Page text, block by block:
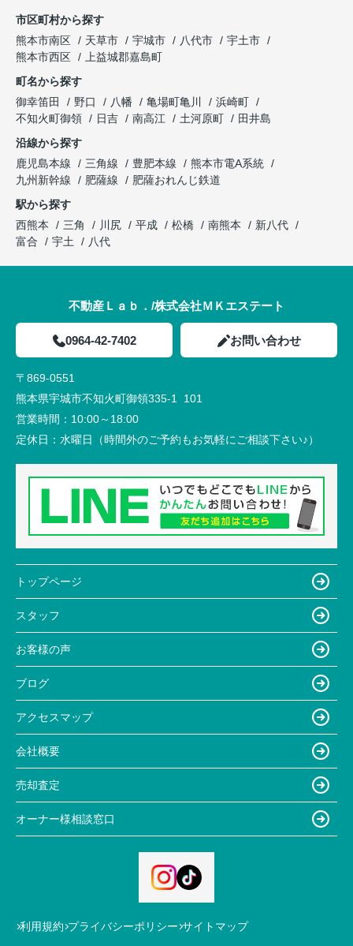
市区町村から探す
熊本市南区
天草市 宇城市 八代市
宇土市
熊本市西区
上益城郡嘉島町
町名から探す
御幸笛田
野口 八幡 亀場町亀川
浜崎町
不知火町御領
日吉 南高江 土河原町
田井島
沿線から探す
鹿児島本線
三角線 豊肥本線
熊本市電A系統
九州新幹線
肥薩線
肥薩おれんじ鉄道
駅から探す
西熊本
三角 川尻 平成 松橋 南熊本
新八代
富合
宇土 八代
不動産Ｌａｂ．/株式会社ＭＫエステート
0964-42-7402 お問い合わせ
〒869-0551
熊本県宇城市不知火町御領335-1 101
営業時間： 10:00～18:00
定休日： 水曜日（時間外のご予約もお気軽にご相談下さい♪）
トップページ
スタッフ
お客様の声
ブログ
アクセスマップ
会社概要
売却査定
オーナー様相談窓口
利用規約 プライバシーポリシー サイトマップ